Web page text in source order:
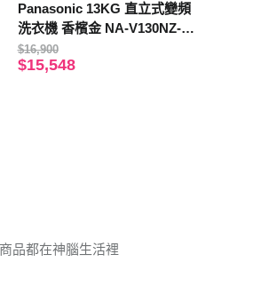
Panasonic 13KG 直立式變頻
洗衣機 香檳金 NA-V130NZ-N
【贈基本安裝】
$16,900
$15,548
品都在神腦生活裡